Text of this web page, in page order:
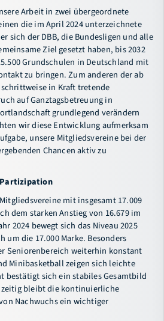
Arbeit in zwei übergeordnete
die im April 2024 unterzeichnete
sich der DBB, die Bundesligen und alle
Ziel gesetzt haben, bis 2032
Grundschulen in Deutschland mit
zu bringen. Zum anderen der ab
in Kraft tretende
auf Ganztagsbetreuung in
grundlegend verändern
wir diese Entwicklung aufmerksam
unsere Mitgliedsvereine bei der
Chancen aktiv zu
mit insgesamt 17.009
dem starken Anstieg von 16.679 im
2024 bewegt sich das Niveau 2025
die 17.000 Marke. Besonders
Seniorenbereich weiterhin konstant
Minibasketball zeigen sich leichte
bestätigt sich ein stabiles Gesamtbild
bleibt die kontinuierliche
Nachwuchs ein wichtiger